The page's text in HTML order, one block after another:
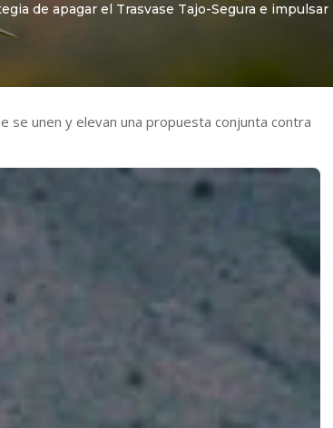
de apagar el Trasvase Tajo-Segura e
se unen y elevan una propuesta conjunta contra